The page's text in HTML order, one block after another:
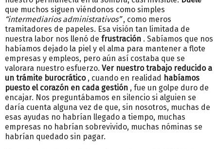
que muchos siguen viéndonos como simples
“intermediarios administrativos”, como meros
tramitadores de papeles. Esa visión tan limitada de
nuestra labor nos llenó de frustración . Sabíamos que nos
habíamos dejado la piel y el alma para mantener a flote
empresas y empleos, pero aún así costaba que se
valorara nuestro esfuerzo. Ver nuestro trabajo reducido a
un trámite burocrático, cuando en realidad habíamos
puesto el corazón en cada gestión , fue un golpe duro de
encajar. Nos preguntábamos en silencio si alguien se
daría cuenta alguna vez de que, sin nosotros, muchas de
esas ayudas no habrían llegado a tiempo, muchas
empresas no habrían sobrevivido, muchas nóminas se
habrían quedado sin pagar.